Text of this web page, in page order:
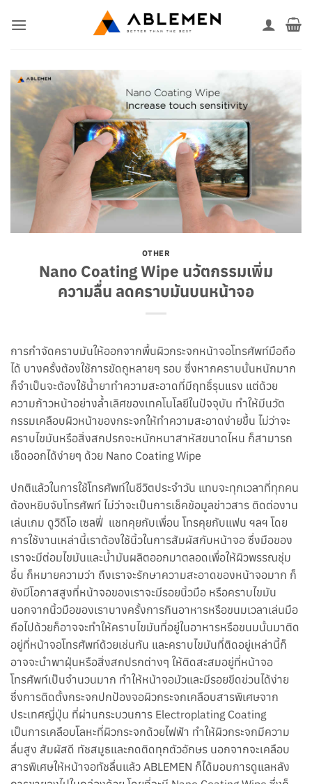
OTHER
Nano Coating Wipe นวัตกรรมเพิ่ม
ความลื่น ลดคราบมันบนหน้าจอ
การกำจัดคราบมันให้ออกจากพื้นผิวกระจกหน้าจอโทรศัพท์มือถือ
ได้ บางครั้งต้องใช้การขัดถูหลายๆ รอบ ซึ่งหากคราบนั้นหนักมาก
ก็จำเป็นจะต้องใช้น้ำยาทำความสะอาดที่มีฤทธิ์รุนแรง แต่ด้วย
ความก้าวหน้าอย่างล้ำเลิศของเทคโนโลยีในปัจจุบัน ทำให้มีนวัต
กรรมเคลือบผิวหน้าของกระจกให้ทำความสะอาดง่ายขึ้น ไม่ว่าจะ
คราบไขมันหรือสิ่งสกปรกจะหนักหนาสาหัสขนาดไหน ก็สามารถ
เช็ดออกได้ง่ายๆ ด้วย Nano Coating Wipe
ปกติแล้วในการใช้โทรศัพท์ในชีวิตประจำวัน แทบจะทุกเวลาที่ทุกคน
ต้องหยิบจับโทรศัพท์ ไม่ว่าจะเป็นการเช็คข้อมูลข่าวสาร ติดต่องาน
เล่นเกม ดูวิดีโอ เซลฟี่ แชทคุยกับเพื่อน โทรคุยกับแฟน ฯลฯ โดย
การใช้งานเหล่านี้เราต้องใช้นิ้วในการสัมผัสกับหน้าจอ ซึ่งมือของ
เราจะมีต่อมไขมันและน้ำมันผลิตออกมาตลอดเพื่อให้ผิวพรรณชุ่ม
ชื้น ก็หมายความว่า ถึงเราจะรักษาความสะอาดของหน้าจอมาก ก็
ยังมีโอกาสสูงที่หน้าจอของเราจะมีรอยนิ้วมือ หรือคราบไขมัน
นอกจากนิ้วมือของเราบางครั้งการกินอาหารหรือขนมเวลาเล่นมือ
ถือไปด้วยก็อาจจะทำให้คราบไขมันที่อยู่ในอาหารหรือขนมนั้นมาติด
อยู่ที่หน้าจอโทรศัพท์ด้วยเช่นกัน และคราบไขมันที่ติดอยู่เหล่านี้ก็
อาจจะนำพาฝุ่นหรือสิ่งสกปรกต่างๆ ให้ติดสะสมอยู่ที่หน้าจอ
โทรศัพท์เป็นจำนวนมาก ทำให้หน้าจอมัวและมีรอยขีดข่วนได้ง่าย
ซึ่งการติดตั้งกระจกปกป้องจอผิวกระจกเคลือบสารพิเศษจาก
ประเทศญี่ปุ่น ที่ผ่านกระบวนการ Electroplating Coating
เป็นการเคลือบโลหะที่ผิวกระจกด้วยไฟฟ้า ทำให้ผิวกระจกมีความ
ลื่นสูง สัมผัสดี ทัชสมูธและกดติดทุกตัวอักษร นอกจากจะเคลือบ
สารพิเศษให้หน้าจอทัชลื่นแล้ว ABLEMEN ก็ได้มอบการดูแลหลัง